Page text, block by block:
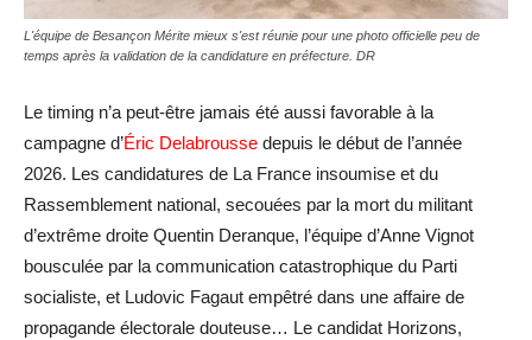
L'équipe de Besançon Mérite mieux s'est réunie pour une photo officielle peu de
temps après la validation de la candidature en préfecture. DR
Le timing n’a peut-être jamais été aussi favorable à la
campagne d’Éric Delabrousse depuis le début de l’année
2026. Les candidatures de La France insoumise et du
Rassemblement national, secouées par la mort du militant
d’extrême droite Quentin Deranque, l’équipe d’Anne Vignot
bousculée par la communication catastrophique du Parti
socialiste, et Ludovic Fagaut empêtré dans une affaire de
propagande électorale douteuse… Le candidat Horizons,